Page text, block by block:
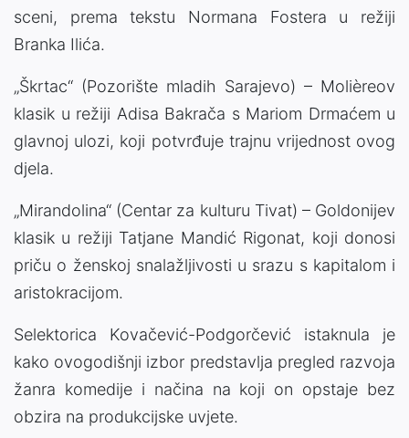
sceni, prema tekstu Normana Fostera u režiji
Branka Ilića.
„Škrtac“ (Pozorište mladih Sarajevo) – Molièreov
klasik u režiji Adisa Bakrača s Mariom Drmaćem u
glavnoj ulozi, koji potvrđuje trajnu vrijednost ovog
djela.
„Mirandolina“ (Centar za kulturu Tivat) – Goldonijev
klasik u režiji Tatjane Mandić Rigonat, koji donosi
priču o ženskoj snalažljivosti u srazu s kapitalom i
aristokracijom.
Selektorica Kovačević-Podgorčević istaknula je
kako ovogodišnji izbor predstavlja pregled razvoja
žanra komedije i načina na koji on opstaje bez
obzira na produkcijske uvjete.